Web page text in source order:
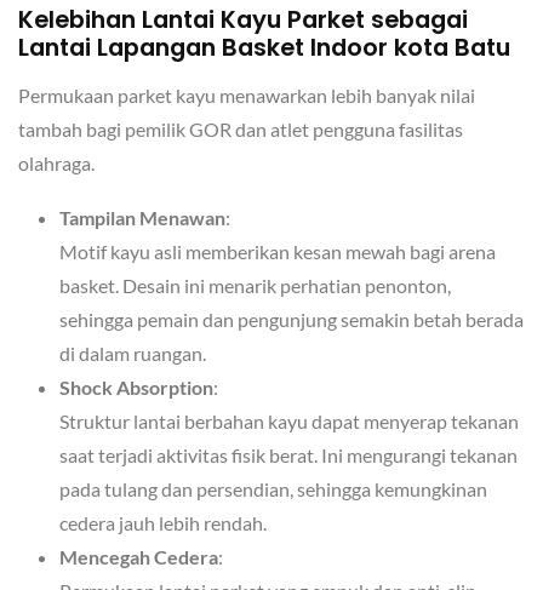
Kelebihan Lantai Kayu Parket sebagai
Lantai Lapangan Basket Indoor kota Batu
Permukaan parket kayu menawarkan lebih banyak nilai
tambah bagi pemilik GOR dan atlet pengguna fasilitas
olahraga.
Tampilan Menawan:
Motif kayu asli memberikan kesan mewah bagi arena
basket. Desain ini menarik perhatian penonton,
sehingga pemain dan pengunjung semakin betah berada
di dalam ruangan.
Shock Absorption:
Struktur lantai berbahan kayu dapat menyerap tekanan
saat terjadi aktivitas fisik berat. Ini mengurangi tekanan
pada tulang dan persendian, sehingga kemungkinan
cedera jauh lebih rendah.
Mencegah Cedera: